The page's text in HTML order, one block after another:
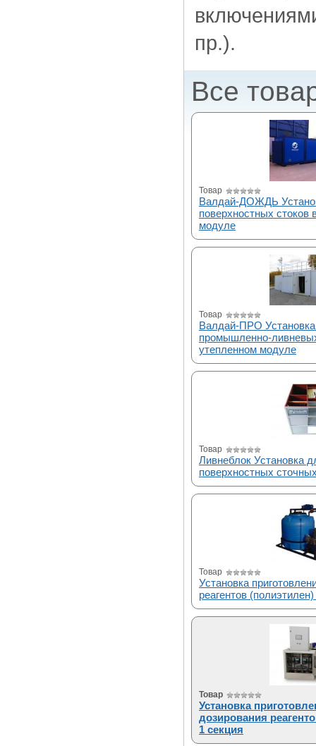
пр.).
Все
Товар
Валдай-ДОЖДЬ
поверхностных стоков
модуле
Товар
Валдай-ПРО Установка
промышленно-
утепленном модуле
Товар
Ливнеблок Установка
поверхностных
Товар
Установка
реагентов
Товар
Установка
дозирования
1 секция